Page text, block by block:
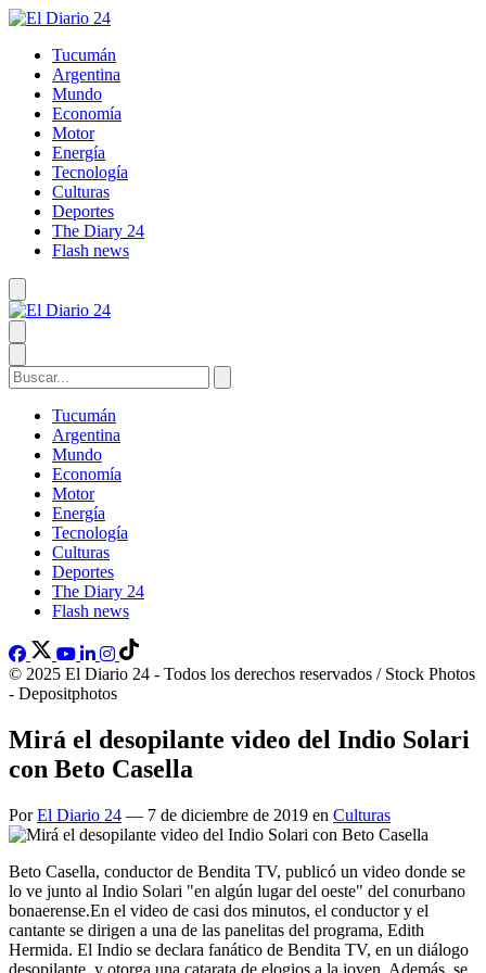
Tucumán
Argentina
Mundo
Economía
Motor
Energía
Tecnología
Culturas
Deportes
The Diary 24
Flash news
Tucumán
Argentina
Mundo
Economía
Motor
Energía
Tecnología
Culturas
Deportes
The Diary 24
Flash news
© 2025 El Diario 24 - Todos los derechos reservados / Stock Photos
- Depositphotos
Mirá el desopilante video del Indio Solari
con Beto Casella
PorEl Diario 24 — 7 de diciembre de 2019 en Culturas
Beto Casella, conductor de Bendita TV, publicó un video donde se
lo ve junto al Indio Solari "en algún lugar del oeste" del conurbano
bonaerense.En el video de casi dos minutos, el conductor y el
cantante se dirigen a una de las panelitas del programa, Edith
Hermida. El Indio se declara fanático de Bendita TV, en un diálogo
desopilante, y otorga una catarata de elogios a la joven. Además, se